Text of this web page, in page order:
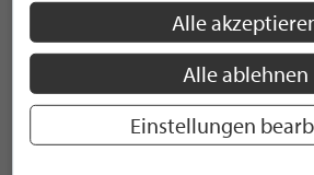
WEITERE STILPUNKTE
WOHNEN"
DesignConcept
Alle
Alle ablehnen
Einstellungen